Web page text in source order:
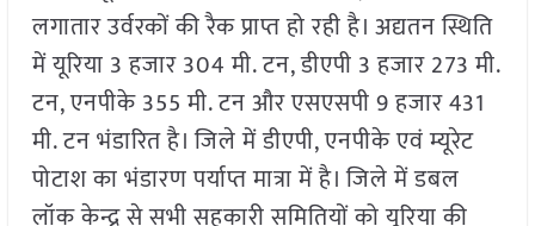
लगातार उर्वरकों की रैक प्राप्त हो रही है। अद्यतन स्थिति
में यूरिया 3 हजार 304 मी. टन, डीएपी 3 हजार 273 मी.
टन, एनपीके 355 मी. टन और एसएसपी 9 हजार 431
मी. टन भंडारित है। जिले में डीएपी, एनपीके एवं म्यूरेट
पोटाश का भंडारण पर्याप्त मात्रा में है। जिले में डबल